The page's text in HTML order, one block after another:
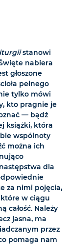
stanowi
nabiera
głoszone
pełnego
tylko mówi
kto pragnie je
— bądź
książki, która
wspólnoty
można ich
dla
za nimi pojęcia,
w ciągu
całość. Należy
jasna, ma
przez
pomaga nam